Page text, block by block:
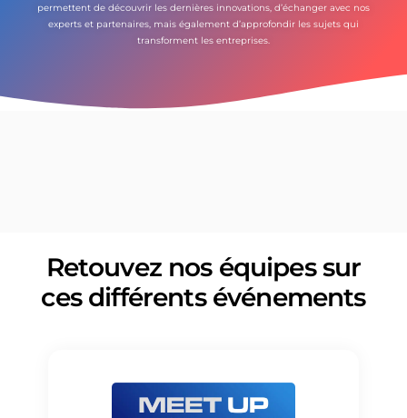
permettent de découvrir les dernières innovations, d’échanger avec nos
experts et partenaires, mais également d’approfondir les sujets qui
transforment les entreprises.
Retouvez nos équipes sur
ces différents événements